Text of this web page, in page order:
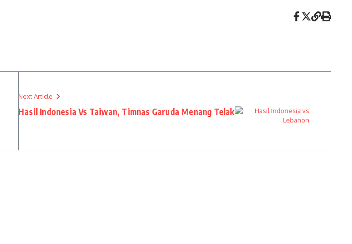
Next Article
Hasil Indonesia Vs Taiwan, Timnas Garuda Menang Telak